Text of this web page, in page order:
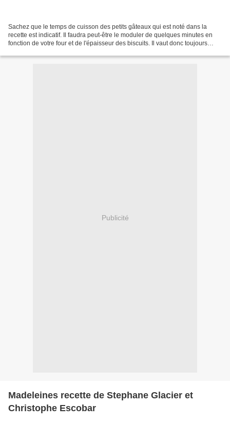
Sachez que le temps de cuisson des petits gâteaux qui est noté dans la
recette est indicatif. Il faudra peut-être le moduler de quelques minutes en
fonction de votre four et de l'épaisseur des biscuits. Il vaut donc toujours
Publicité
Madeleines recette de Stephane Glacier et
Christophe Escobar